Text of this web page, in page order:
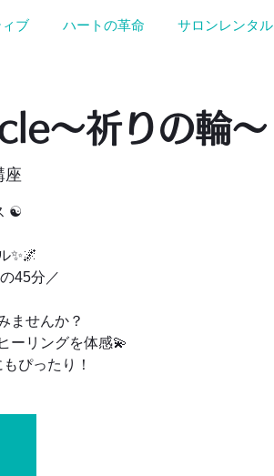
ブ ハートの革命 サロンレンタル
～祈りの輪～
座
☯️
✨🌌
45分／
ませんか？
ーリングを体感💫
ぴったり！